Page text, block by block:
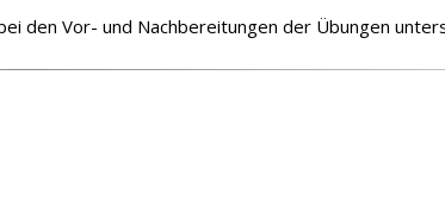
den Vor- und Nachbereitungen der Übungen